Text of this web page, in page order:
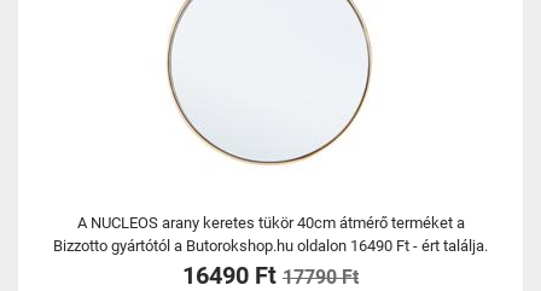
A NUCLEOS arany keretes tükör 40cm átmérő terméket a
Bizzotto gyártótól a Butorokshop.hu oldalon 16490 Ft - ért találja.
16490 Ft 17790 Ft